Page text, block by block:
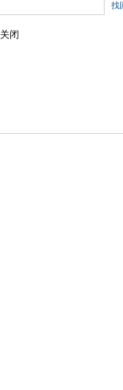
找
关闭